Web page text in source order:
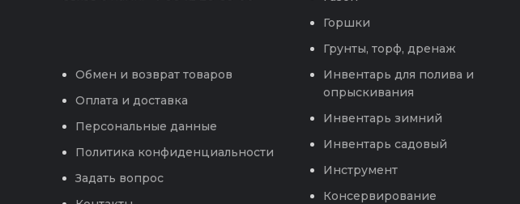
Обмен и возврат товаров
Оплата и доставка
Персональные данные
Политика конфиденциальности
Задать вопрос
Горшки
Грунты, торф, дренаж
Инвентарь для полива и
опрыскивания
Инвентарь зимний
Инвентарь садовый
Инструмент
Консервирование